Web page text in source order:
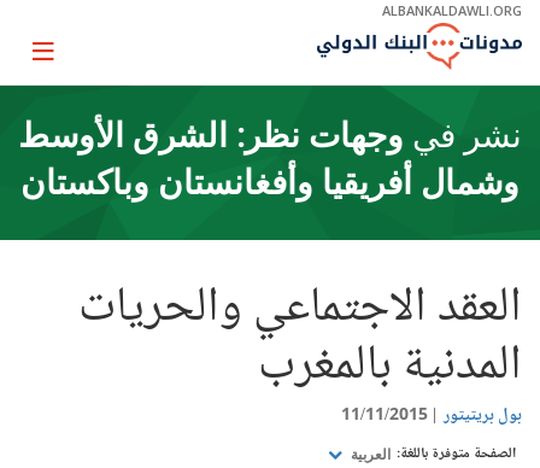
Skip
Main
ALBANKALDAWLI.ORG
Page
نشر في وجهات نظر: الشرق الأوسط
وشمال أفريقيا وأفغانستان وباكستان
العقد الاجتماعي والحريات
المدنية بالمغرب
بول بريتيتور 11/11/2015
الصفحة متوفرة باللغة: العربية